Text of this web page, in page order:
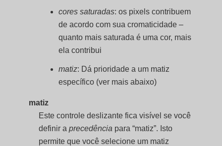
cores saturadas: os pixels contribuem
de acordo com sua cromaticidade –
quanto mais saturada é uma cor, mais
ela contribui
matiz: Dá prioridade a um matiz
específico (ver mais abaixo)
matiz
Este controle deslizante fica visível se você
definir aprecedência para “matiz”. Isto
permite que você selecione um matiz